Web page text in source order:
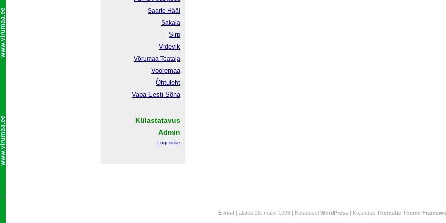
Saarte Hääl
Sakala
Sirp
Videvik
Võrumaa Teataja
Vooremaa
Õhtuleht
Vaba Eesti Sõna
Külastatavus
Admin
Logi sisse
E-mail| alates 28. maist 1998 | Kasutusel WordPress| Kujundus Thematic Theme